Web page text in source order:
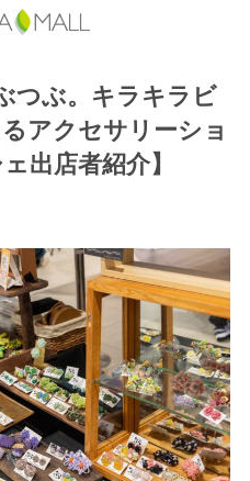
つぶ。キラキラビ
アクセサリーショ
出店者紹介】